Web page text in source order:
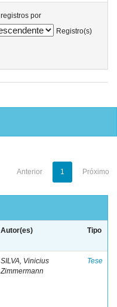
por
Registro(s)
Anterior 1 Próximo
Autor(es) Tipo
SILVA, Vinicius
Zimmermann
Tese